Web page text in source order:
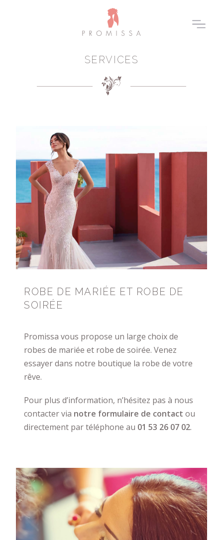
SERVICES
ROBE DE MARIÉE ET ROBE DE
SOIRÉE
Promissa vous propose un large choix de
robes de mariée et robe de soirée. Venez
essayer dans notre boutique la robe de votre
rêve.
Pour plus d’information, n’hésitez pas à nous
contacter via notre formulaire de contact ou
directement par téléphone au 01 53 26 07 02.